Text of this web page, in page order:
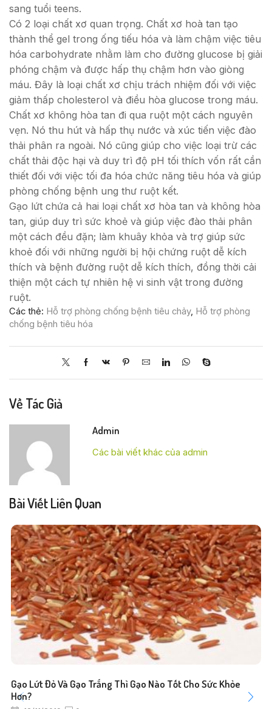
sang tuổi teens.
Có 2 loại chất xơ quan trọng. Chất xơ hoà tan tạo
thành thể gel trong ống tiếu hóa và làm chậm việc tiêu
hóa carbohydrate nhằm làm cho đường glucose bị giải
phóng chậm và được hấp thụ chậm hơn vào giòng
máu. Đây là loại chất xơ chịu trách nhiệm đối với việc
giảm thấp cholesterol và điều hòa glucose trong máu.
Chất xơ không hòa tan đi qua ruột một cách nguyên
vẹn. Nó thu hút và hấp thụ nước và xúc tiến việc đào
thải phân ra ngoài. Nó cũng giúp cho việc loại trừ các
chất thải độc hại và duy trì độ pH tối thích vốn rất cần
thiết đối với việc tối đa hóa chức năng tiêu hóa và giúp
phòng chống bệnh ung thư ruột kết.
Gạo lứt chứa cả hai loại chất xơ hòa tan và không hòa
tan, giúp duy trì sức khoẻ và giúp việc đào thải phân
một cách đều đặn; làm khuây khỏa và trợ giúp sức
khoẻ đối với những người bị hội chứng ruột dễ kích
thích và bệnh đường ruột dễ kích thích, đồng thời cải
thiện một cách tự nhiên hệ vi sinh vật trong đường
ruột.
Các thẻ: Hỗ trợ phòng chống bệnh tiêu chảy, Hỗ trợ phòng
chống bệnh tiêu hóa
Về Tác Giả
Admin
Các bài viết khác của admin
Bài Viết Liên Quan
Gạo Lứt Đỏ Và Gạo Trắng Thì Gạo Nào Tốt Cho Sức Khỏe
Hơn?